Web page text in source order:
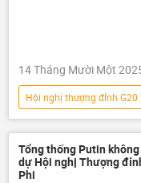
14 Tháng Mười Một
Hội nghị thượng đỉnh G20
Chính trị
Kinh tế
Dmitry Peskov
Nam Phi
Tổng thống Putin
dự Hội nghị Thượng
Phi